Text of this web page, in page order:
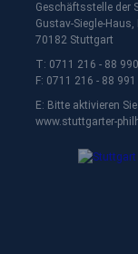
Geschäftsstelle der
Gustav-Siegle-
70182 Stuttgart
T: 0711 216 - 88
F: 0711 216 - 88 991
E: Bitte aktivieren
www.stuttgarter-